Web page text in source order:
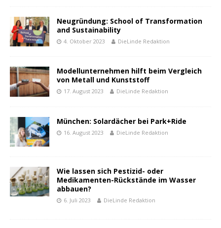
Neugründung: School of Transformation
and Sustainability
4. Oktober 2023 DieLinde Redaktion
Modellunternehmen hilft beim Vergleich
von Metall und Kunststoff
17. August 2023 DieLinde Redaktion
München: Solardächer bei Park+Ride
16. August 2023 DieLinde Redaktion
Wie lassen sich Pestizid- oder
Medikamenten-Rückstände im Wasser
abbauen?
6. Juli 2023 DieLinde Redaktion